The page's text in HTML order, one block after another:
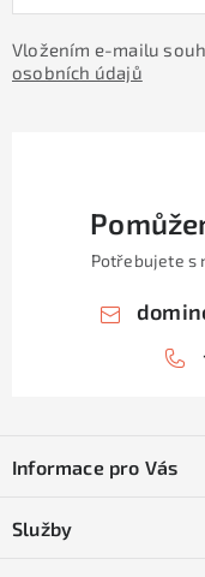
Vložením e-mailu
osobních údajů
Potřebujete s
pInformace pro Vás
Služby